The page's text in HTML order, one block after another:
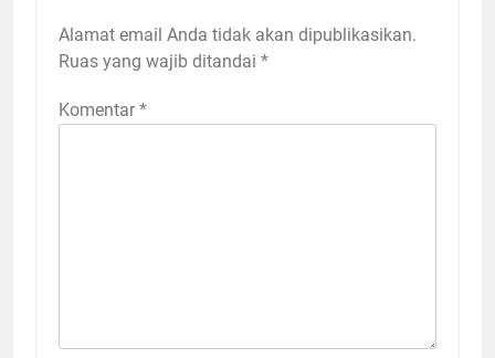
Alamat email Anda tidak akan dipublikasikan.
Ruas yang wajib ditandai *
Komentar *